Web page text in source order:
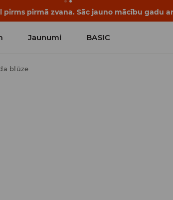
pirms pirmā zvana. Sāc jauno mācību gadu
Jaunumi BASIC
blūze